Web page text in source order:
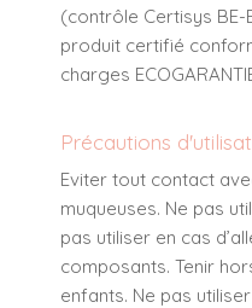
(contrôle Certisys BE-
produit certifié
charges
Précautions
Eviter tout contact
muqueuses. Ne pas
pas utiliser en cas
composants. Tenir
enfants. Ne pas